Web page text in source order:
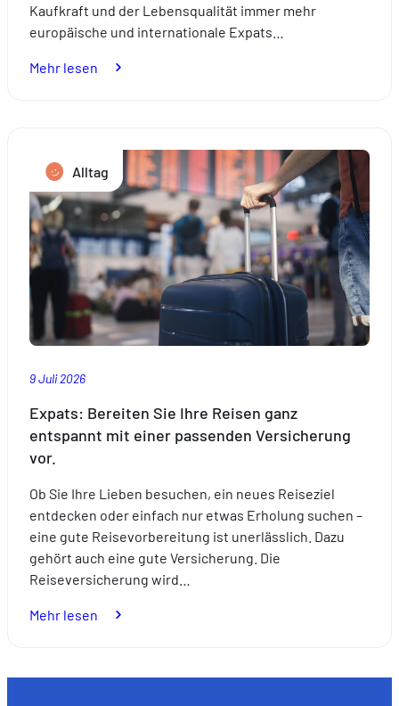
Kaufkraft und der Lebensqualität immer mehr
europäische und internationale Expats…
Mehr lesen
Neubeginn
in
Luxemburg
Alltag
9 Juli 2026
Expats: Bereiten Sie Ihre Reisen ganz
entspannt mit einer passenden Versicherung
vor.
Ob Sie Ihre Lieben besuchen, ein neues Reiseziel
entdecken oder einfach nur etwas Erholung suchen –
eine gute Reisevorbereitung ist unerlässlich. Dazu
gehört auch eine gute Versicherung. Die
Reiseversicherung wird…
Mehr lesen
Sie